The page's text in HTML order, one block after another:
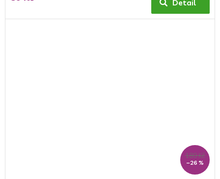
Detail
189 Kč
–26 %